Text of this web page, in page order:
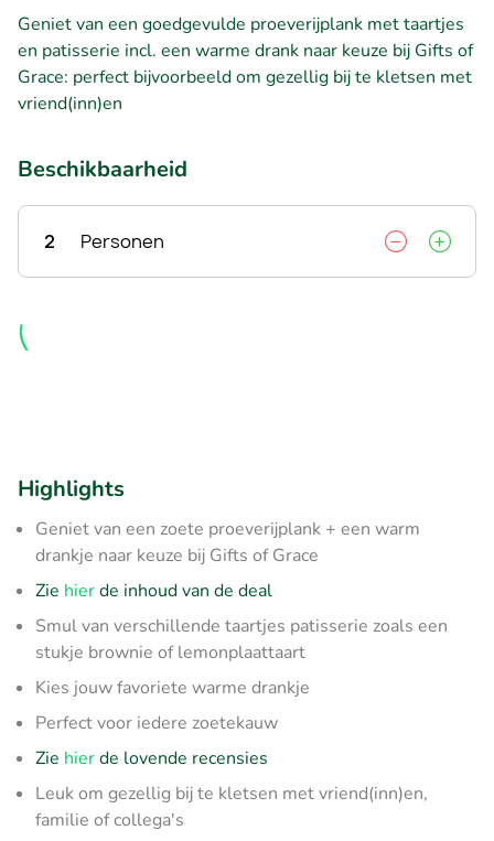
Geniet van een goedgevulde proeverijplank met taartjes
en patisserie incl. een warme drank naar keuze bij Gifts of
Grace: perfect bijvoorbeeld om gezellig bij te kletsen met
vriend(inn)en
Beschikbaarheid
2 Personen
Highlights
Geniet van een zoete proeverijplank + een warm
drankje naar keuze bij Gifts of Grace
Zie hierde inhoud van de deal
Smul van verschillende taartjes patisserie zoals een
stukje brownie of lemonplaattaart
Kies jouw favoriete warme drankje
Perfect voor iedere zoetekauw
Zie hierde lovende recensies
Leuk om gezellig bij te kletsen met vriend(inn)en,
familie of collega's